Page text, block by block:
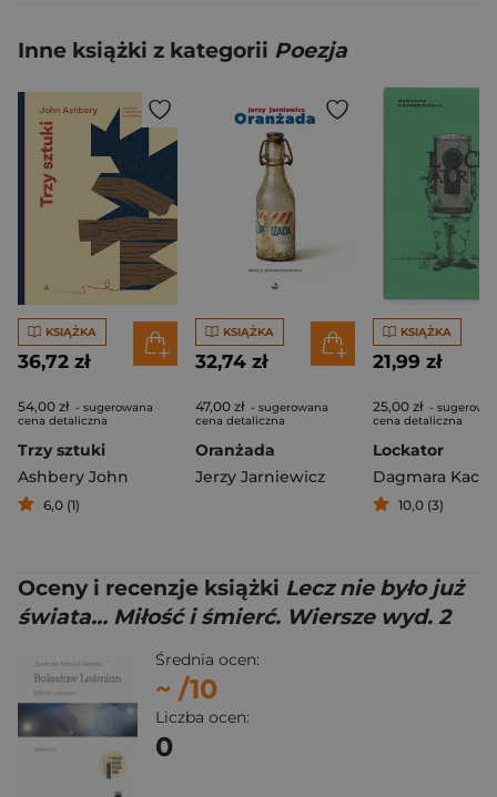
Inne książki z kategorii Poezja
KSIĄŻKA
36,72 zł
54,00 zł - sugerowana
cena detaliczna
Trzy sztuki
Ashbery John
6,0 (1)
KSIĄŻKA
32,74 zł
47,00 zł - sugerowana
cena detaliczna
Oranżada
Jerzy Jarniewicz
KSIĄŻKA
21,99 zł
25,00 zł -
cena detaliczna
Lockator
10,0 (3)
Oceny i recenzje książki Lecz nie było już
świata… Miłość i śmierć. Wiersze wyd. 2
Średnia ocen:
~ /10
Liczba ocen:
0